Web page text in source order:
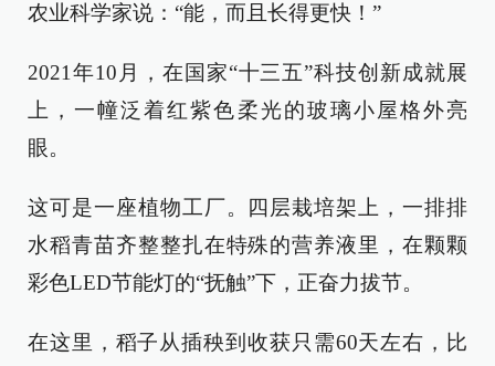
农业科学家说：“能，而且长得更快！”
2021年10月，在国家“十三五”科技创新成就展
上，一幢泛着红紫色柔光的玻璃小屋格外亮
眼。
这可是一座植物工厂。四层栽培架上，一排排
水稻青苗齐整整扎在特殊的营养液里，在颗颗
彩色LED节能灯的“抚触”下，正奋力拔节。
在这里，稻子从插秧到收获只需60天左右，比